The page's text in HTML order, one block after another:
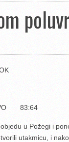
83:64
u Požegi i
utakmicu, i